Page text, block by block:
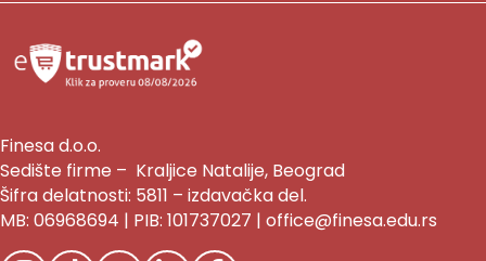
Finesa d.o.o.
Sedište firme – Kraljice Natalije, Beograd
Šifra delatnosti: 5811 – izdavačka del.
MB: 06968694 | PIB: 101737027 | office@finesa.edu.rs